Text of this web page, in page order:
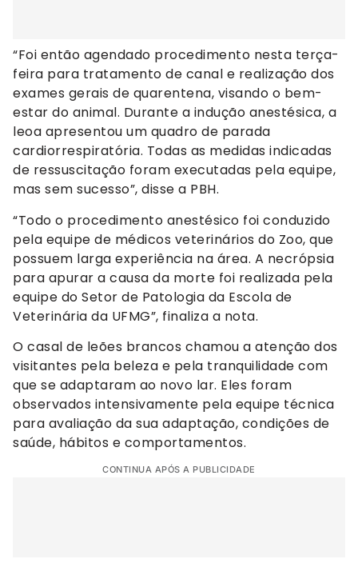
“Foi então agendado procedimento nesta terça-
feira para tratamento de canal e realização dos
exames gerais de quarentena, visando o bem-
estar do animal. Durante a indução anestésica, a
leoa apresentou um quadro de parada
cardiorrespiratória. Todas as medidas indicadas
de ressuscitação foram executadas pela equipe,
mas sem sucesso”, disse a PBH.
“Todo o procedimento anestésico foi conduzido
pela equipe de médicos veterinários do Zoo, que
possuem larga experiência na área. A necrópsia
para apurar a causa da morte foi realizada pela
equipe do Setor de Patologia da Escola de
Veterinária da UFMG”, finaliza a nota.
O casal de leões brancos chamou a atenção dos
visitantes pela beleza e pela tranquilidade com
que se adaptaram ao novo lar. Eles foram
observados intensivamente pela equipe técnica
para avaliação da sua adaptação, condições de
saúde, hábitos e comportamentos.
CONTINUA APÓS A PUBLICIDADE